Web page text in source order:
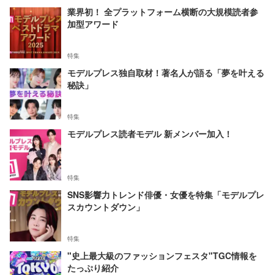
業界初！ 全プラットフォーム横断の大規模読者参
加型アワード
特集
モデルプレス独自取材！著名人が語る「夢を叶える
秘訣」
特集
モデルプレス読者モデル 新メンバー加入！
特集
SNS影響力トレンド俳優・女優を特集「モデルプレ
スカウントダウン」
特集
"史上最大級のファッションフェスタ"TGC情報を
たっぷり紹介